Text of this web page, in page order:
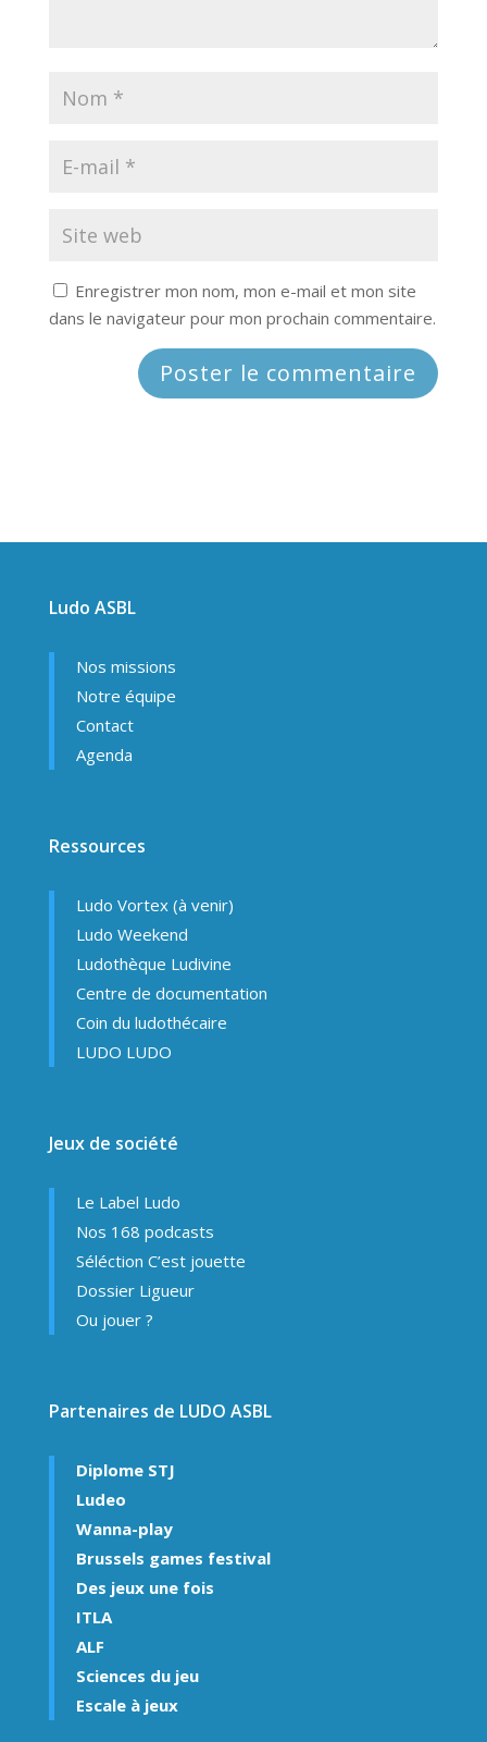
Enregistrer mon nom, mon e-mail et mon site
dans le navigateur pour mon prochain commentaire.
Ludo ASBL
Nos missions
Notre équipe
Contact
Agenda
Ressources
Ludo Vortex (à venir)
Ludo Weekend
Ludothèque Ludivine
Centre de documentation
Coin du ludothécaire
LUDO LUDO
Jeux de société
Le Label Ludo
Nos 168 podcasts
Séléction C’est jouette
Dossier Ligueur
Ou jouer ?
Partenaires de LUDO ASBL
Diplome STJ
Ludeo
Wanna-play
Brussels games festival
Des jeux une fois
ITLA
ALF
Sciences du jeu
Escale à jeux